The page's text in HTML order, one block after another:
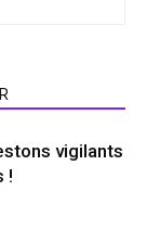
vigilants
!